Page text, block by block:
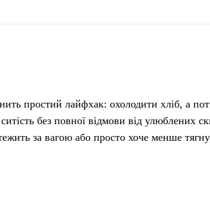
простий лайфхак: охолодити хліб, а
ситість без повної відмови від
за вагою або просто хоче менше